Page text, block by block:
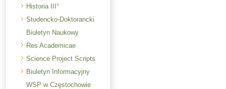
Historia III°
Studencko-Doktorancki
Biuletyn Naukowy
Res Academicae
Science Project Scripts
Biuletyn Informacyjny
WSP w Częstochowie